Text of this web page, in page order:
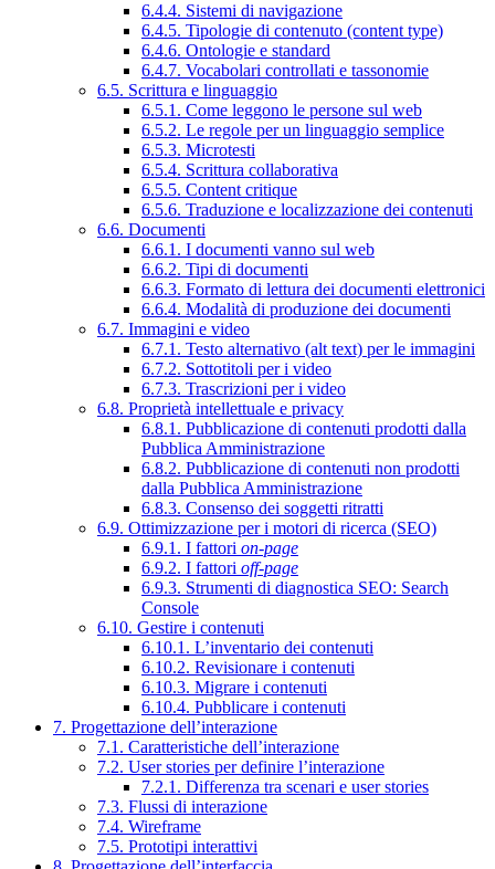
6.4.4. Sistemi di navigazione
6.4.5. Tipologie di contenuto (content type)
6.4.6. Ontologie e standard
6.4.7. Vocabolari controllati e tassonomie
6.5. Scrittura e linguaggio
6.5.1. Come leggono le persone sul web
6.5.2. Le regole per un linguaggio semplice
6.5.3. Microtesti
6.5.4. Scrittura collaborativa
6.5.5. Content critique
6.5.6. Traduzione e localizzazione dei contenuti
6.6. Documenti
6.6.1. I documenti vanno sul web
6.6.2. Tipi di documenti
6.6.3. Formato di lettura dei documenti elettronici
6.6.4. Modalità di produzione dei documenti
6.7. Immagini e video
6.7.1. Testo alternativo (alt text) per le immagini
6.7.2. Sottotitoli per i video
6.7.3. Trascrizioni per i video
6.8. Proprietà intellettuale e privacy
6.8.1. Pubblicazione di contenuti prodotti dalla
Pubblica Amministrazione
6.8.2. Pubblicazione di contenuti non prodotti
dalla Pubblica Amministrazione
6.8.3. Consenso dei soggetti ritratti
6.9. Ottimizzazione per i motori di ricerca (SEO)
6.9.1. I fattori on-page
6.9.2. I fattori off-page
6.9.3. Strumenti di diagnostica SEO: Search
Console
6.10. Gestire i contenuti
6.10.1. L’inventario dei contenuti
6.10.2. Revisionare i contenuti
6.10.3. Migrare i contenuti
6.10.4. Pubblicare i contenuti
7. Progettazione dell’interazione
7.1. Caratteristiche dell’interazione
7.2. User stories per definire l’interazione
7.2.1. Differenza tra scenari e user stories
7.3. Flussi di interazione
7.4. Wireframe
7.5. Prototipi interattivi